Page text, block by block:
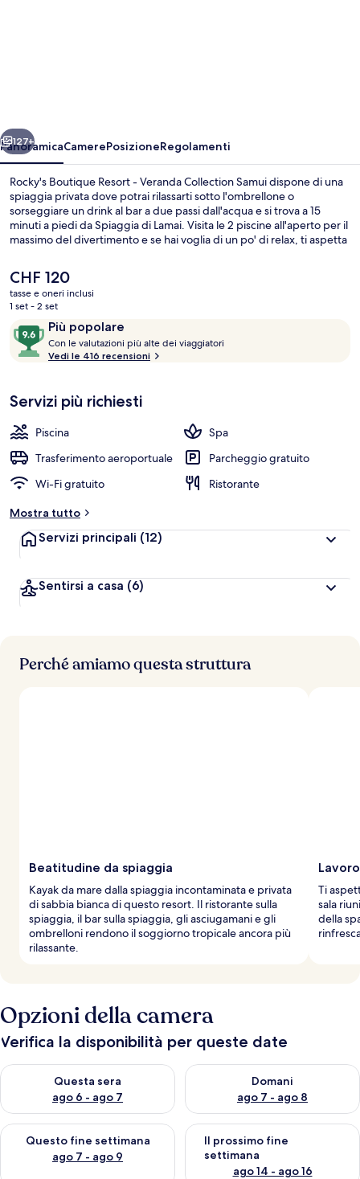
Collection
Samui
Avanti
127+
PanoramicaCamerePosizioneRegolamenti
Rocky's Boutique Resort - Veranda Collection Samui dispone di una
spiaggia privata dove potrai rilassarti sotto l'ombrellone o
sorseggiare un drink al bar a due passi dall'acqua e si trova a 15
minuti a piedi da Spiaggia di Lamai. Visita le 2 piscine all'aperto per il
massimo del divertimento e se hai voglia di un po' di relax, ti aspetta
per il viso e scrub corpo. The Dining Room, uno dei 2 ristoranti in
loco, propone cucina francese e serve la colazione, il pranzo e la
cena. Gli altri punti di forza di questo resort di lusso includono 2 bar
a bordo piscina, una piscina per bambini e uno snack bar. Altri
viaggiatori apprezzano il personale gentile della struttura.
Il
prezzo
attuale
CHF 120
CHF 120
tasse e oneri inclusi
1 set - 2 set
RecensioniPiù popolare
9.6
su
10,
popolare
Con le valutazioni più alte dei viaggiatori
a
u
z
a
a
t
o
r
Vedi le 416 recensioni
Servizi più richiesti
Piscina
Spa
Trasferimento aeroportuale
Parcheggio gratuito
Wi-Fi gratuito
Ristorante
Mostra tutto
Servizi principali (12)
Sentirsi a casa (6)
Perché amiamo questa struttura
Beatitudine da spiaggia
Kayak da mare dalla spiaggia incontaminata e privata
di sabbia bianca di questo resort. Il ristorante sulla
spiaggia, il bar sulla spiaggia, gli asciugamani e gli
ombrelloni rendono il soggiorno tropicale ancora più
rilassante.
Ti
sala
della
Opzioni della camera
Verifica la disponibilità per queste date
Questa sera
ago 6 - ago 7
Verifica la disponibilità per questa sera, ago 6 - ago 7
Domani
ago 7 - ago 8
Verifica la disponibilità per
Questo fine settimana
ago 7 - ago 9
Verifica la disponibilità per questo fine settimana, ago 7 - ago
Il prossimo fine
settimana
ago 14 - ago 16
Verifica la disponibilità per il